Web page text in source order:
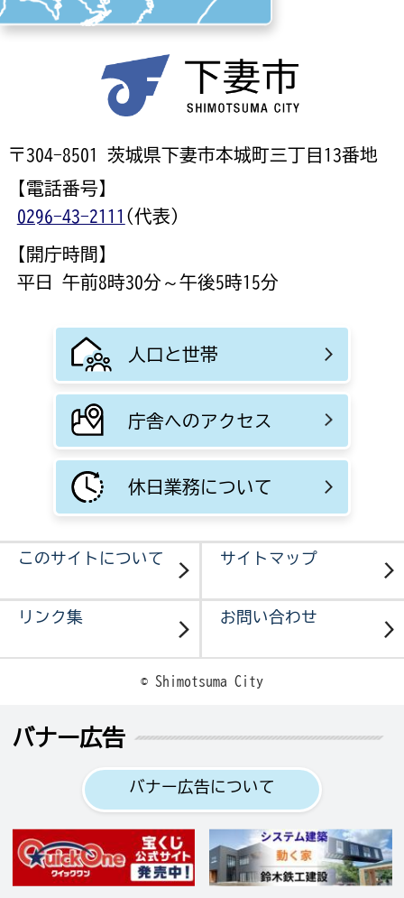
〒304-8501 茨城県下妻市本城町三丁目13番地
【電話番号】
0296-43-2111 (代表)
【開庁時間】
平日 午前8時30分～午後5時15分
人口と世帯
庁舎へのアクセス
休日業務について
このサイトについて サイトマップ
リンク集 お問い合わせ
© Shimotsuma City
バナー広告
バナー広告について